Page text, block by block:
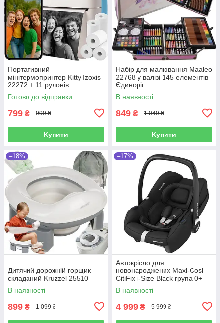
Портативний
мінітермопринтер Kitty Izoxis
22272 + 11 рулонів
Готово до відправки
799 ₴ 999 ₴
Купити
Набір для малювання Maaleo
22768 у валізі 145 елементів
Єдиноріг
В наявності
849 ₴ 1 049 ₴
Купити
–18%
Дитячий дорожній горщик
складаний Kruzzel 25510
В наявності
899 ₴ 1 099 ₴
–17%
Автокрісло для
новонароджених Maxi-Cosi
CitiFix i-Size Black група 0+
(0-12 кг)
В наявності
4 999 ₴ 5 999 ₴